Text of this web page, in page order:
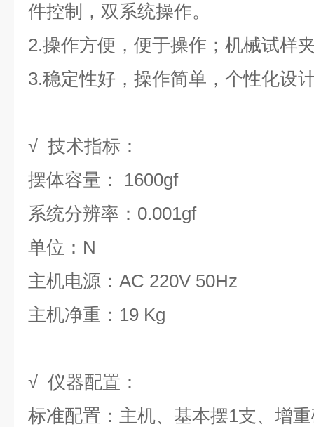
件控制，双系统操作。
2.操作方便，便于操作；机械试样
3.稳定性好，操作简单，个性化设
√ 技术指标：
摆体容量： 1600gf
系统分辨率：0.001gf
单位：N
主机电源：AC 220V 50Hz
主机净重：19 Kg
√ 仪器配置：
标准配置：主机、基本摆1支、增